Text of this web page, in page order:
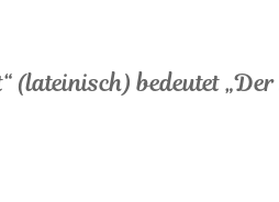
(lateinisch) bedeutet